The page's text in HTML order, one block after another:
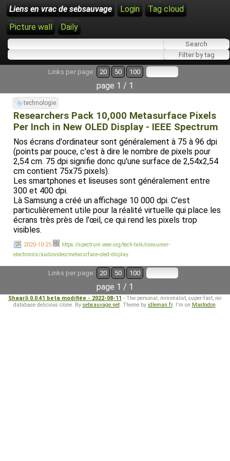
Liens en vrac de sebsauvage Login
Tag cloud
Picture wall
Daily
Links per page: 20 50 100
page 1 / 1
technologie
Researchers Pack 10,000 Metasurface Pixels
Per Inch in New OLED Display - IEEE Spectrum
Nos écrans d'ordinateur sont généralement à 75 à 96 dpi
(points par pouce, c'est à dire le nombre de pixels pour
2,54 cm. 75 dpi signifie donc qu'une surface de 2,54x2,54
cm contient 75x75 pixels).
Les smartphones et liseuses sont généralement entre
300 et 400 dpi.
Là Samsung a créé un affichage 10 000 dpi. C'est
particulièrement utile pour la réalité virtuelle qui place les
écrans très près de l'œil, ce qui rend les pixels trop
visibles.
2020-10-25
https://spectrum.ieee.org/tech-talk/consumer-
electronics/audiovideo/metasurface-oled-display
Links per page: 20 50 100
page 1 / 1
Shaarli 0.0.41 beta modifiée - 2022-08-11 - The personal, minimalist, super-fast, no-
database delicious clone. By sebsauvage.net. Theme by idleman.fr. I'm on Mastodon.